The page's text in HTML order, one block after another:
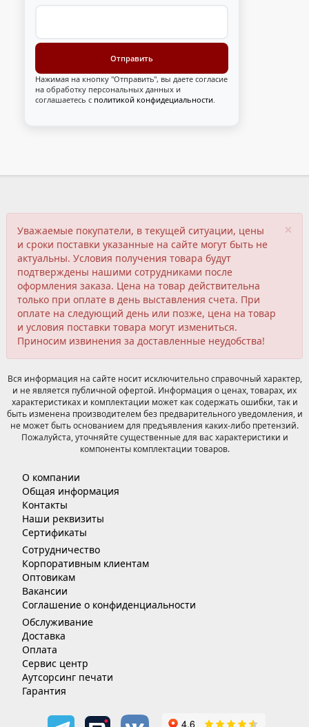
Нажимая на кнопку "Отправить", вы даете согласие
на обработку персональных данных и
соглашаетесь с политикой конфидециальности.
×
Уважаемые покупатели, в текущей ситуации, цены
и сроки поставки указанные на сайте могут быть не
актуальны. Условия получения товара будут
подтверждены нашими сотрудниками после
оформления заказа. Цена на товар действительна
только при оплате в день выставления счета. При
оплате на следующий день или позже, цена на товар
и условия поставки товара могут измениться.
Приносим извинения за доставленные неудобства!
Вся информация на сайте носит исключительно справочный характер,
и не является публичной офертой. Информация о ценах, товарах, их
характеристиках и комплектации может как содержать ошибки, так и
быть изменена производителем без предварительного уведомления, и
не может быть основанием для предъявления каких-либо претензий.
Пожалуйста, уточняйте существенные для вас характеристики и
компоненты комплектации товаров.
О компании
Общая информация
Контакты
Наши реквизиты
Сертификаты
Сотрудничество
Корпоративным клиентам
Оптовикам
Вакансии
Соглашение о конфиденциальности
Обслуживание
Доставка
Оплата
Сервис центр
Аутсорсинг печати
Гарантия